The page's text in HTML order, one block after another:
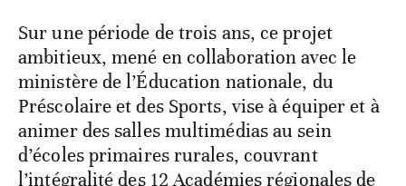
Sur une période de trois ans, ce projet
ambitieux, mené en collaboration avec le
ministère de l’Éducation nationale, du
Préscolaire et des Sports, vise à équiper et à
animer des salles multimédias au sein
d’écoles primaires rurales, couvrant
l’intégralité des 12 Académies régionales de